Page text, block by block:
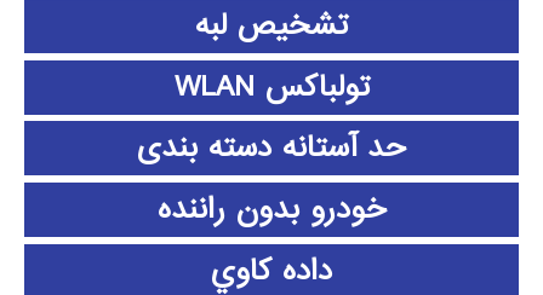
تشخیص لبه
تولباکس WLAN
حد آستانه دسته بندی
خودرو بدون راننده
داده كاوي